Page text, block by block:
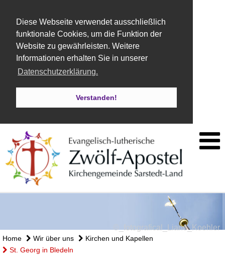
Diese Webseite verwendet ausschließlich
funktionale Cookies, um die Funktion der
Website zu gewährleisten. Weitere
Informationen erhalten Sie in unserer
Datenschutzerklärung.
Verstanden!
©_fotografical_Liane_Koehler
Home Wir über uns
Kirchen und Kapellen
St. Georg in Bledeln